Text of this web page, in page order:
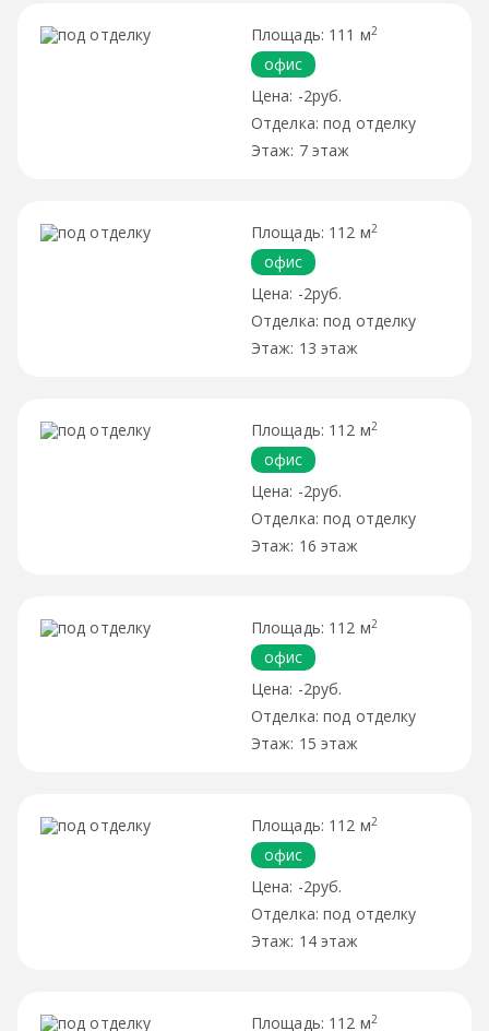
111 м2
офис
-2руб.
под отделку
7 этаж
112 м2
офис
-2руб.
под отделку
13 этаж
112 м2
офис
-2руб.
под отделку
16 этаж
112 м2
офис
-2руб.
под отделку
15 этаж
112 м2
офис
-2руб.
под отделку
14 этаж
112 м2